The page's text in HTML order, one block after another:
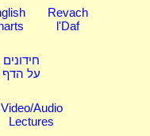
Revach
l'Daf
חידונים
על הדף
Video/Audio
Lectures